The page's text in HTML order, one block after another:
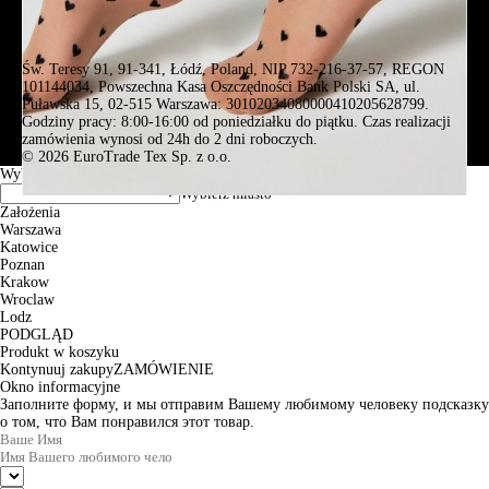
Św. Teresy 91, 91-341, Łódź, Poland, NIP 732-216-37-57, REGON
101144034, Powszechna Kasa Oszczędności Bank Polski SA, ul.
Puławska 15, 02-515 Warszawa: 30102034080000410205628799.
Godziny pracy: 8:00-16:00 od poniedziałku do piątku. Czas realizacji
zamówienia wynosi od 24h do 2 dni roboczych.
© 2026 EuroTrade Tex Sp. z o.o.
Wybierz miasta
Założenia
Warszawa
Katowice
Poznan
Krakow
Wroclaw
Lodz
PODGLĄD
Produkt w koszyku
Kontynuuj zakupyZAMÓWIENIE
Okno informacyjne
Заполните форму, и мы отправим Вашему любимому человеку подсказку
о том, что Вам понравился этот товар.